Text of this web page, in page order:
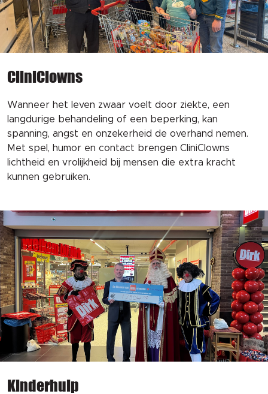
CliniClowns
Wanneer het leven zwaar voelt door ziekte, een
langdurige behandeling of een beperking, kan
spanning, angst en onzekerheid de overhand nemen.
Met spel, humor en contact brengen CliniClowns
lichtheid en vrolijkheid bij mensen die extra kracht
kunnen gebruiken.
Kinderhulp